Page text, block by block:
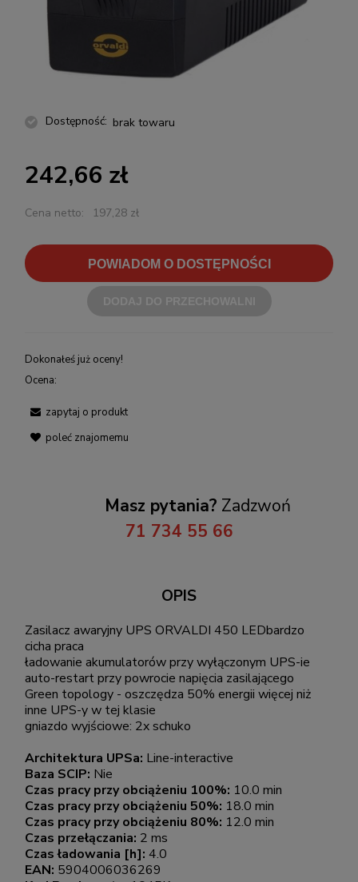
Dostępność: brak towaru
242,66 zł
Cena netto: 197,28 zł
POWIADOM O DOSTĘPNOŚCI
Dokonałeś już oceny!
Ocena:
zapytaj o produkt
poleć znajomemu
Masz pytania? Zadzwoń
71 734 55 66
OPIS
Zasilacz awaryjny UPS ORVALDI 450 LEDbardzo
cicha praca
ładowanie akumulatorów przy wyłączonym UPS-ie
auto-restart przy powrocie napięcia zasilającego
Green topology - oszczędza 50% energii więcej niż
inne UPS-y w tej klasie
gniazdo wyjściowe: 2x schuko
Architektura UPSa: Line-interactive
Baza SCIP: Nie
Czas pracy przy obciążeniu 100%: 10.0 min
Czas pracy przy obciążeniu 50%: 18.0 min
Czas pracy przy obciążeniu 80%: 12.0 min
Czas przełączania: 2 ms
Czas ładowania [h]: 4.0
EAN: 5904006036269